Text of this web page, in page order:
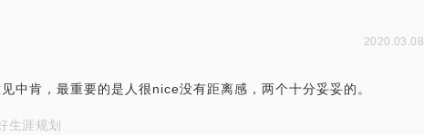
2020.03.08
中肯，最重要的是人很nice没有距离感，两个十分妥妥的。
生涯规划